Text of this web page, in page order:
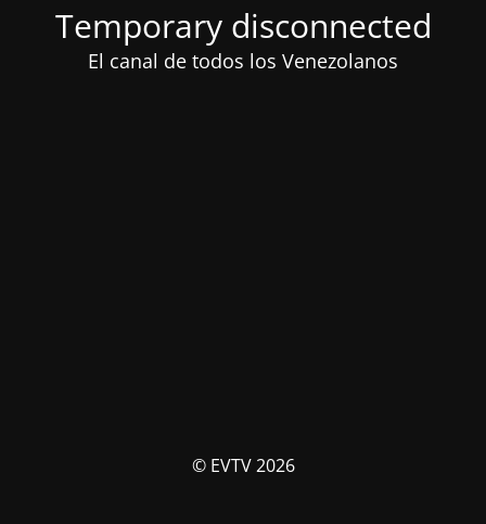
Temporary disconnected
El canal de todos los Venezolanos
© EVTV 2026